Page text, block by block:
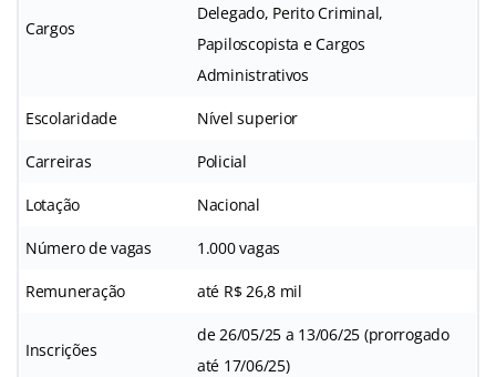
Cargos
Delegado, Perito Criminal,
Papiloscopista e Cargos
Administrativos
Escolaridade Nível superior
Carreiras Policial
Lotação Nacional
Número de vagas 1.000 vagas
Remuneração até R$ 26,8 mil
Inscrições
de 26/05/25 a 13/06/25 (prorrogado
até 17/06/25)